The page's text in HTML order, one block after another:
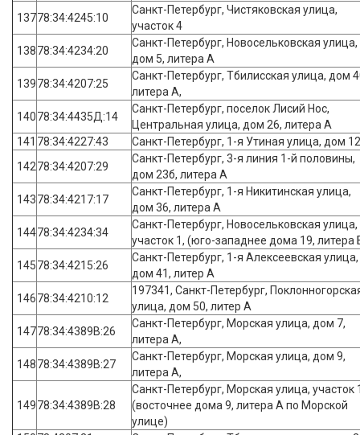
13778:34:4245:10
Санкт-Петербург, Чистяковская улица,
участок 4
13878:34:4234:20
Санкт-Петербург, Новосельковская улица,
дом 5, литера А
13978:34:4207:25
Санкт-Петербург, Тбилисская улица, дом
литера А,
14078:34:4435Д:14
Санкт-Петербург, поселок Лисий Нос,
Центральная улица, дом 26, литера А
141 78:34:4227:43
Санкт-Петербург, 1-я Утиная улица, дом 12
14278:34:4207:29
Санкт-Петербург, 3-я линия 1-й половины,
дом 23б, литера А
14378:34:4217:17
Санкт-Петербург, 1-я Никитинская улица,
дом 36, литера А
14478:34:4234:34
Санкт-Петербург, Новосельковская улица,
участок 1, (юго-западнее дома 19, литера
14578:34:4215:26
Санкт-Петербург, 1-я Алексеевская улица,
дом 41, литер А
14678:34:4210:12
197341, Санкт-Петербург,
улица, дом 50, литер А
14778:34:4389В:26
Санкт-Петербург, Морская улица, дом 7,
литера А,
14878:34:4389В:27
Санкт-Петербург, Морская улица, дом 9,
литера А,
14978:34:4389В:28
Санкт-Петербург, Морская улица, участок
(восточнее дома 9, литера А по Морской
улице)